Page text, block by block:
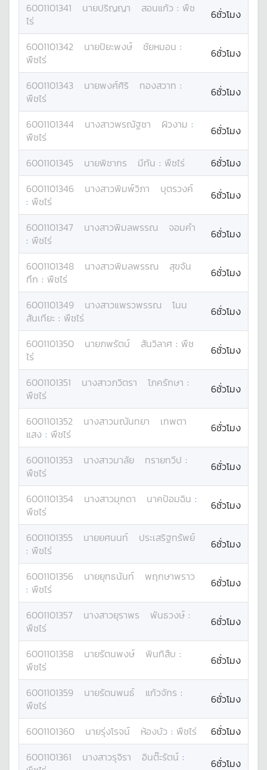
6001101341 นายปริญญา สอนแก้ว : พืช
ไร่
6ชั่วโมง
6001101342 นายปิยะพงษ์ ชัยหมอน :
พืชไร่
6ชั่วโมง
6001101343 นายพงศ์ศิริ ทองสวาท :
พืชไร่
6ชั่วโมง
6001101344 นางสาวพรณัฐชา ผิวงาม :
พืชไร่
6ชั่วโมง
6001101345 นายพิชากร มีทัน : พืชไร่
6ชั่วโมง
6001101346
นางสาวพิมพ์วิภา
บุตรวงค์
: พืชไร่ 6ชั่วโมง
6001101347 นางสาวพิมลพรรณ
จอมคำ
: พืชไร่ 6ชั่วโมง
6001101348 นางสาวพิมลพรรณ
สุขจัน
ทึก : พืชไร่ 6ชั่วโมง
6001101349 นางสาวแพรวพรรณ
โนน
สันเทียะ : พืชไร่ 6ชั่วโมง
6001101350 นายภพรัตน์ สันวิลาศ : พืช
ไร่
6ชั่วโมง
6001101351 นางสาวภวิตรา โภครักษา :
พืชไร่
6ชั่วโมง
6001101352 นางสาวมณันทยา
เทพตา
แสง : พืชไร่ 6ชั่วโมง
6001101353 นางสาวมาลัย ทรายทวีป :
พืชไร่
6ชั่วโมง
6001101354 นางสาวมุกดา นาคป้อมฉิน :
พืชไร่
6ชั่วโมง
6001101355 นายยศนนท์
ประเสริฐทรัพย์
: พืชไร่ 6ชั่วโมง
6001101356 นายยุทธนันท์
พฤกษาพราว
: พืชไร่ 6ชั่วโมง
6001101357 นางสาวยุราพร พันธวงษ์ :
พืชไร่
6ชั่วโมง
6001101358 นายรัตนพงษ์ พินทิสืบ :
พืชไร่
6ชั่วโมง
6001101359 นายรัตนพนธ์ แก้วจักร :
พืชไร่
6ชั่วโมง
6001101360 นายรุ่งโรจน์ ห้องบัว : พืชไร่
6ชั่วโมง
6001101361
นางสาวรุจิรา อินต๊ะรัตน์ :
6ชั่วโมง